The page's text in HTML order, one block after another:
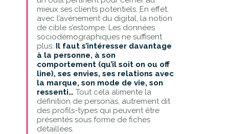
mieux ses clients potentiels. En effet,
avec l’avènement du digital, la notion
de cible s’estompe. Les données
sociodémographiques ne suffisent
plus. Il faut s’intéresser davantage
à la personne, à son
comportement (qu’il soit on ou off
line), ses envies, ses relations avec
la marque, son mode de vie, son
ressenti… Tout cela alimente la
définition de personas, autrement dit
des profils-types qui peuvent être
présentés sous forme de fiches
détaillées.